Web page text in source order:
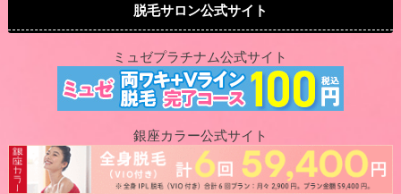
脱毛サロン公式サイト
ミュゼプラチナム公式サイト
銀座カラー公式サイト